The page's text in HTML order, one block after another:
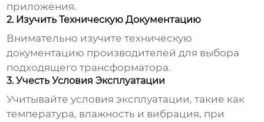
приложения.
2. Изучить Техническую Документацию
Внимательно изучите техническую
документацию производителей для выбора
подходящего трансформатора.
3. Учесть Условия Эксплуатации
Учитывайте условия эксплуатации, такие как
температура, влажность и вибрация, при